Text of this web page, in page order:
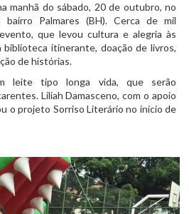
manhã do sábado, 20 de outubro, no
bairro Palmares (BH). Cerca de mil
que levou cultura e alegria às
biblioteca itinerante, doação de livros,
de histórias.
leite tipo longa vida, que serão
Liliah Damasceno, com o apoio
o projeto Sorriso Literário no início de